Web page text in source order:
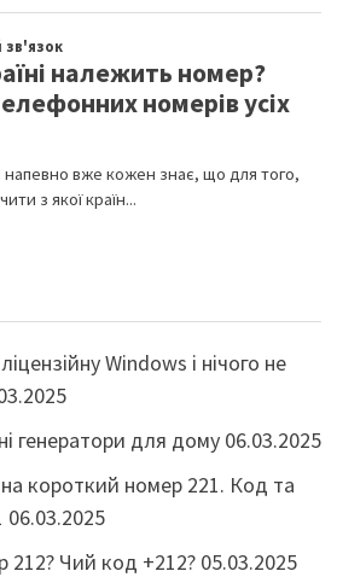
Windows і нічого не
генератори для дому 06.03.2025
на короткий номер 221. Код та
06.03.2025
212? Чий код +212? 05.03.2025